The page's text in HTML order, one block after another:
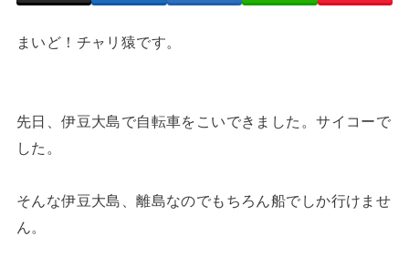
まいど！チャリ猿です。
先日、伊豆大島で自転車をこいできました。サイコーで
した。
そんな伊豆大島、離島なのでもちろん船でしか行けませ
ん。